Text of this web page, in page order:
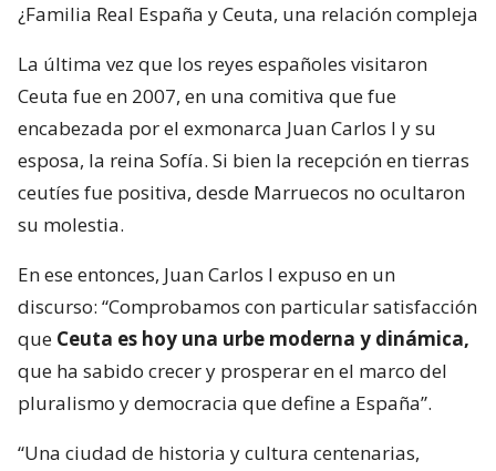
¿Familia Real España y Ceuta, una relación compleja
La última vez que los reyes españoles visitaron
Ceuta fue en 2007, en una comitiva que fue
encabezada por el exmonarca Juan Carlos I y su
esposa, la reina Sofía. Si bien la recepción en tierras
ceutíes fue positiva, desde Marruecos no ocultaron
su molestia.
En ese entonces, Juan Carlos I expuso en un
discurso: “Comprobamos con particular satisfacción
que Ceuta es hoy una urbe moderna y dinámica,
que ha sabido crecer y prosperar en el marco del
pluralismo y democracia que define a España”.
“Una ciudad de historia y cultura centenarias,